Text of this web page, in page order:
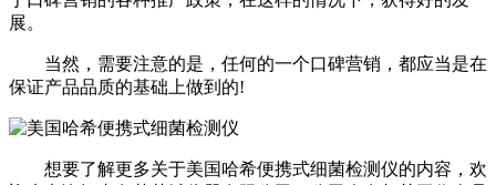
展。
当然，需要注意的是，任何的一个口碑营销，都应当是在
保证产品品质的基础上做到的!
想要了解更多关于美国哈希便携式细菌检测仪的内容，欢